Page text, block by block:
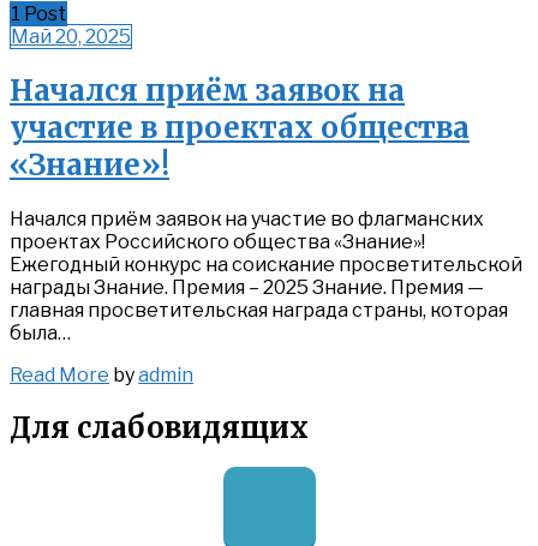
1 Post
Май 20, 2025
Начался приём заявок на
участие в проектах общества
«Знание»!
Начался приём заявок на участие во флагманских
проектах Российского общества «Знание»!
Ежегодный конкурс на соискание просветительской
награды Знание. Премия – 2025 Знание. Премия —
главная просветительская награда страны, которая
была…
Read More Read
byadmin
Для слабовидящих